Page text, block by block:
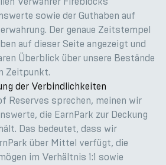
sowie der Guthaben auf
Der genaue Zeitstempel
auf dieser Seite angezeigt und
Überblick über unsere Bestände
Zeitpunkt.
der Verbindlichkeiten
Reserves sprechen, meinen wir
die EarnPark zur Deckung
Das bedeutet, dass wir
über Mittel verfügt, die
im Verhältnis 1:1 sowie